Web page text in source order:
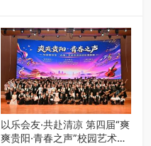
以乐会友·共赴清凉 第四届“爽
爽贵阳·青春之声”校园艺术交